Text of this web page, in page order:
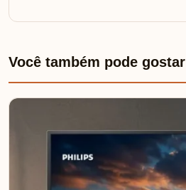
Você também pode gostar